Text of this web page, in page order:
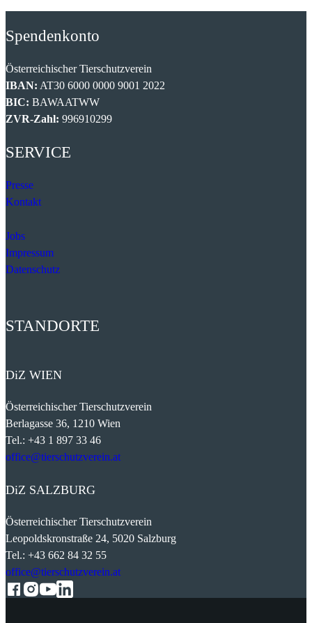
Spendenkonto
Österreichischer Tierschutzverein
IBAN: AT30 6000 0000 9001 2022
BIC: BAWAATWW
ZVR-Zahl: 996910299
SERVICE
Presse
Kontakt
Jobs
Impressum
Datenschutz
STANDORTE
DiZ WIEN
Österreichischer Tierschutzverein
Berlagasse 36, 1210 Wien
Tel.: +43 1 897 33 46
office@tierschutzverein.at
DiZ SALZBURG
Österreichischer Tierschutzverein
Leopoldskronstraße 24, 5020 Salzburg
Tel.: +43 662 84 32 55
office@tierschutzverein.at
Follow us on Facebook
Follow us on Instagram
Follow us on YouTube
Follow us on LinkedIn